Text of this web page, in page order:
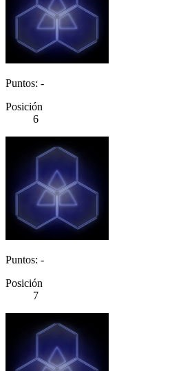
Puntos: -
Posición
6
Puntos: -
Posición
7